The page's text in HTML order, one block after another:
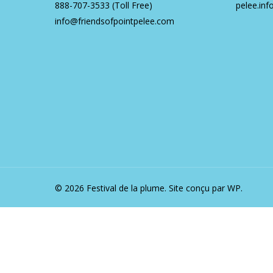
888-707-3533 (Toll Free)
info@friendsofpointpelee.com
© 2026 Festival de la plume. Site conçu par WP.